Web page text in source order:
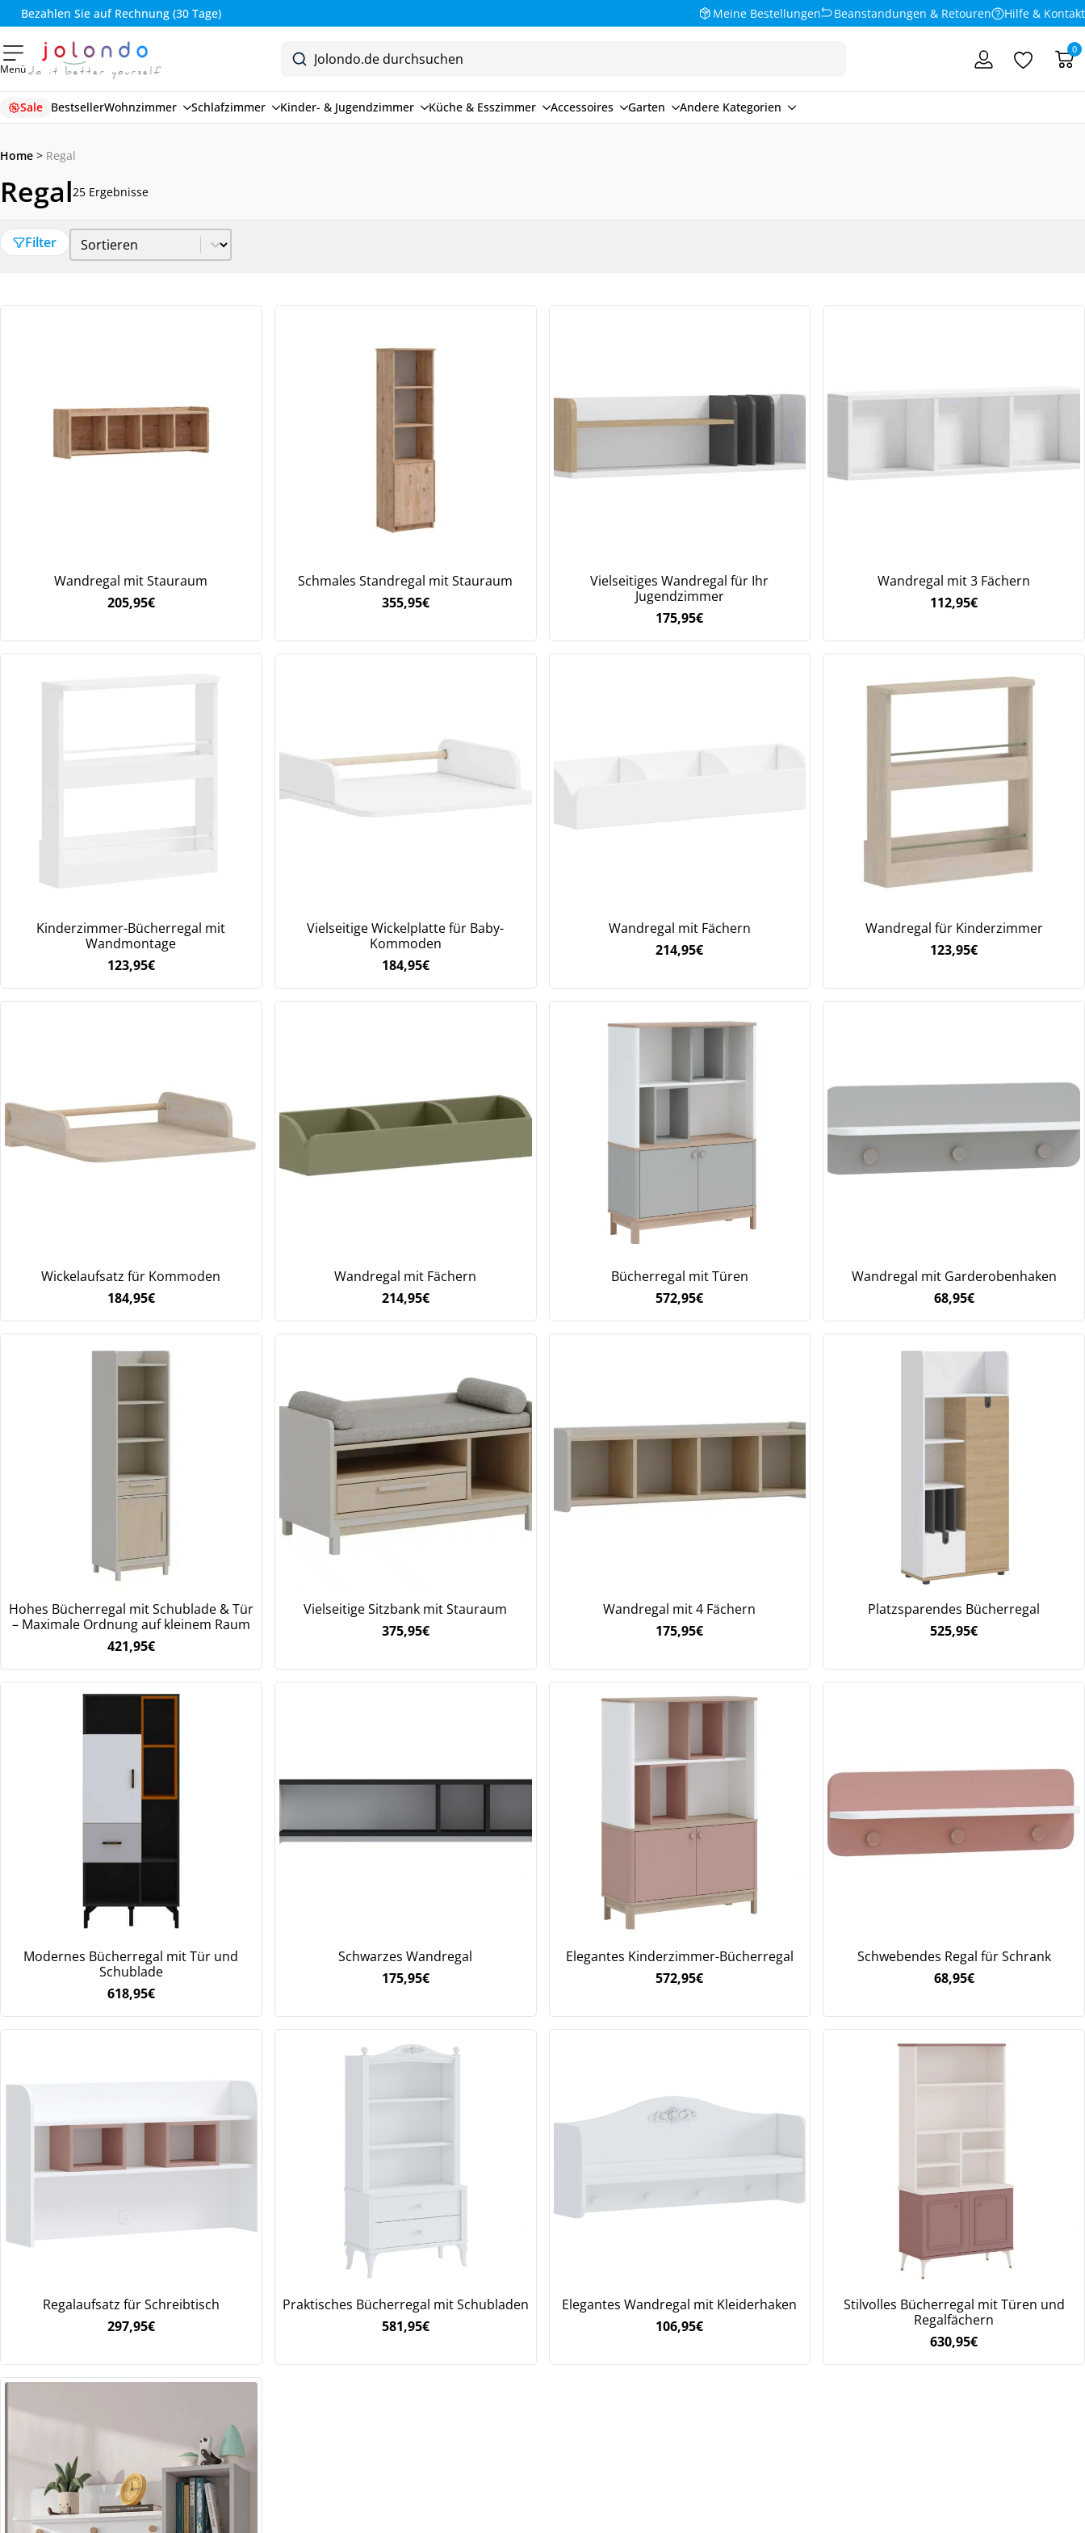
Bezahlen Sie auf Rechnung (30 Tage) Meine Bestellungen Beanstandungen & Retouren Hilfe & Kontakt
Menü
0
Sale BestsellerWohnzimmer Schlafzimmer Kinder- & Jugendzimmer Küche & Esszimmer Accessoires Garten Andere Kategorien
Home > Regal
Regal25 Ergebnisse
Filter Sort Price
Sort content
Wandregal mit Stauraum
205,95€
Schmales Standregal mit Stauraum
355,95€
Vielseitiges Wandregal für Ihr
Jugendzimmer
175,95€
Wandregal mit 3 Fächern
112,95€
Kinderzimmer-Bücherregal mit
Wandmontage
123,95€
Vielseitige Wickelplatte für Baby-
Kommoden
184,95€
Wandregal mit Fächern
214,95€
Wandregal für Kinderzimmer
123,95€
Wickelaufsatz für Kommoden
184,95€
Wandregal mit Fächern
214,95€
Bücherregal mit Türen
572,95€
Wandregal mit Garderobenhaken
68,95€
Hohes Bücherregal mit Schublade & Tür
– Maximale Ordnung auf kleinem Raum
421,95€
Vielseitige Sitzbank mit Stauraum
375,95€
Wandregal mit 4 Fächern
175,95€
Platzsparendes Bücherregal
525,95€
Modernes Bücherregal mit Tür und
Schublade
618,95€
Schwarzes Wandregal
175,95€
Elegantes Kinderzimmer-Bücherregal
572,95€
Schwebendes Regal für Schrank
68,95€
Regalaufsatz für Schreibtisch
297,95€
Praktisches Bücherregal mit Schubladen
581,95€
Elegantes Wandregal mit Kleiderhaken
106,95€
Stilvolles Bücherregal mit Türen und
Regalfächern
630,95€
Meinen Code senden
Bleiben Sie auf dem Laufenden über Neuigkeiten und Angebote.
Weitere Informationen darüber, wie wir Ihre Daten für Marketingkommunikation
verarbeiten. Lesen Sie unsereDatenschutzrichtlinie.